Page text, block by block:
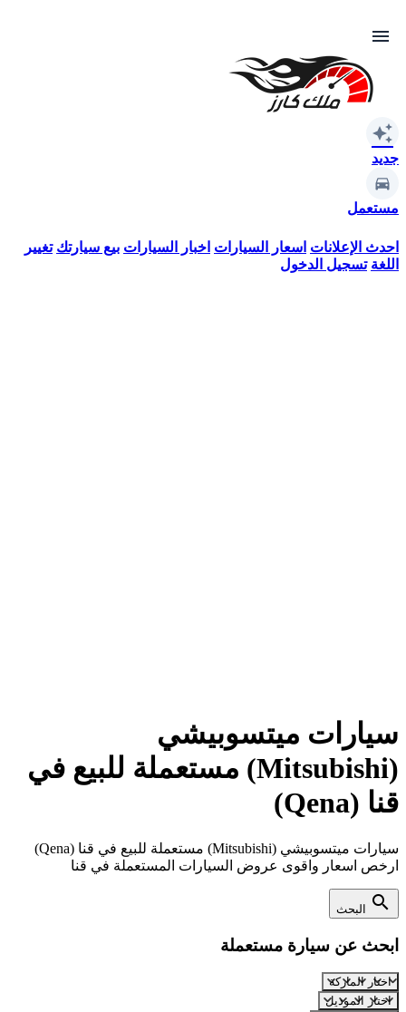
menu
auto_awesome
جديد
مستعمل
احدث الإعلانات اسعار السيارات اخبار السيارات بيع سيارتك تغيير
اللغة تسجيل الدخول
سيارات ميتسوبيشي
(Mitsubishi) مستعملة للبيع في
قنا (Qena)
سيارات ميتسوبيشي (Mitsubishi) مستعملة للبيع في قنا (Qena)
ارخص اسعار واقوى عروض السيارات المستعملة في قنا
search البحث
ابحث عن سيارة مستعملة
اختار الماركة
اختار الموديل